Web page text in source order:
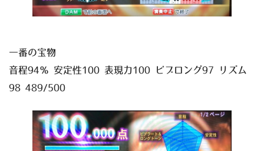
一番の宝物
音程94％ 安定性100 表現力100 ビブロング97 リズム
98 489/500